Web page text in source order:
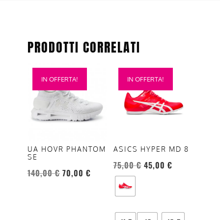
PRODOTTI CORRELATI
IN OFFERTA!
UA HOVR PHANTOM
SE
140,00€ 70,00 €
Questo
prodotto
più
varianti.
opzioni
possono
essere
IN OFFERTA!
ASICS HYPER MD 8
75,00€ 45,00 €
Questo
prodotto
opzioni
essere
scelte
nella